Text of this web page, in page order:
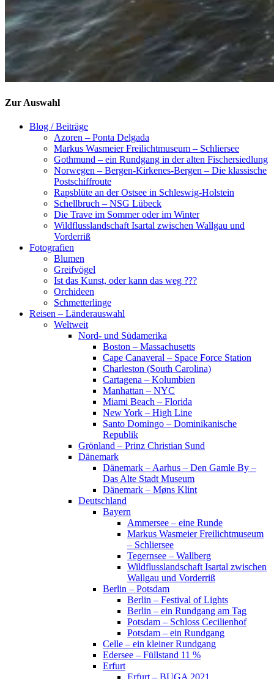
Zur Auswahl
Blog / Beiträge
Azoren – Ponta Delgada
Markus Wasmeier Freilichtmuseum – Schliersee
Gothmund – ein Rundgang in der alten Fischersiedlung
Norwegen – Bergen-Kirkenes-Bergen – Die klassische
Postschiffroute
Rapsblüte an der Ostsee in Schleswig-Holstein
Schellbruch – NSG Lübeck
Die Trave im Sommer oder im Winter
Wildflusslandschaft Isartal zwischen Wallgau und
Vorderriß
Fotografien
Blumen
Greifvögel
Ist das Kunst, oder kann das weg ???
Orchideen
Schmetterlinge
Reisen – Länderauswahl
Weltweit
Nord- und Südamerika
Boston – Massachusetts
Cape Canaveral – Space Force Station
Charleston (South Carolina)
Cartagena – Kolumbien
Manhattan – NYC
Miami Beach – Florida
New York – High Line
Santo Domingo – Dominikanische
Republik
Grönland – Prinz Christian Sund
Dänemark
Dänemark – Aarhus – Den Gamle By –
Das Alte Stadt Museum
Dänemark – Møns Klint
Deutschland
Bayern
Ammersee – eine Runde
Markus Wasmeier Freilichtmuseum
– Schliersee
Tegernsee – Wallberg
Wildflusslandschaft Isartal zwischen
Wallgau und Vorderriß
Berlin – Potsdam
Berlin – Festival of Lights
Berlin – ein Rundgang am Tag
Potsdam – Schloss Cecilienhof
Potsdam – ein Rundgang
Celle – ein kleiner Rundgang
Edersee – Füllstand 11 %
Erfurt